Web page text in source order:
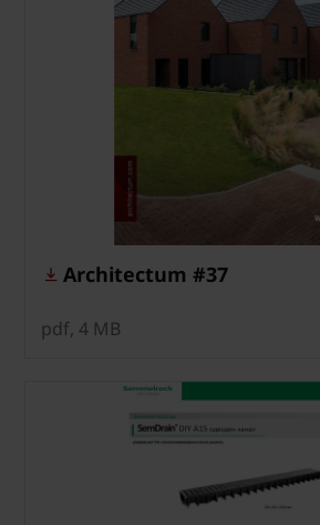
Architectum #37
pdf, 4 MB